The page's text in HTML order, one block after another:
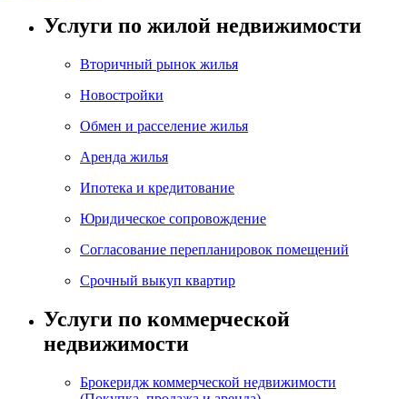
Услуги по жилой недвижимости
Вторичный рынок жилья
Новостройки
Обмен и расселение жилья
Аренда жилья
Ипотека и кредитование
Юридическое сопровождение
Согласование перепланировок помещений
Срочный выкуп квартир
Услуги по коммерческой
недвижимости
Брокеридж коммерческой недвижимости